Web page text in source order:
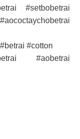
#setbobetrai
#cotton
#aobetrai